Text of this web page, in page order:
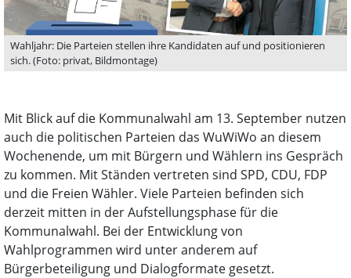
Wahljahr: Die Parteien stellen ihre Kandidaten auf und positionieren
sich. (Foto: privat, Bildmontage)
Mit Blick auf die Kommunalwahl am 13. September nutzen
auch die politischen Parteien das WuWiWo an diesem
Wochenende, um mit Bürgern und Wählern ins Gespräch
zu kommen. Mit Ständen vertreten sind SPD, CDU, FDP
und die Freien Wähler. Viele Parteien befinden sich
derzeit mitten in der Aufstellungsphase für die
Kommunalwahl. Bei der Entwicklung von
Wahlprogrammen wird unter anderem auf
Bürgerbeteiligung und Dialogformate gesetzt.